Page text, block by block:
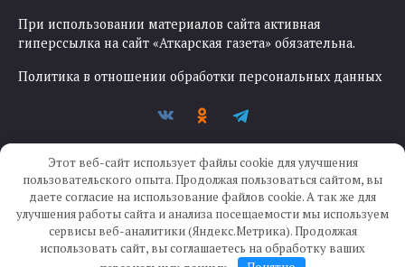
При использовании материалов сайта активная
гиперссылка на сайт «Аткарская газета» обязательна.
Политика в отношении обработки персональных данных
Создание сайта —IKWEB
Этот веб-сайт использует файлы cookie для улучшения
пользовательского опыта. Продолжая пользоваться сайтом, вы
даете согласие на использование файлов cookie. А так же для
улучшения работы сайта и анализа посещаемости мы используем
сервисы веб-аналитики (Яндекс.Метрика). Продолжая
использовать сайт, вы соглашаетесь на обработку ваших